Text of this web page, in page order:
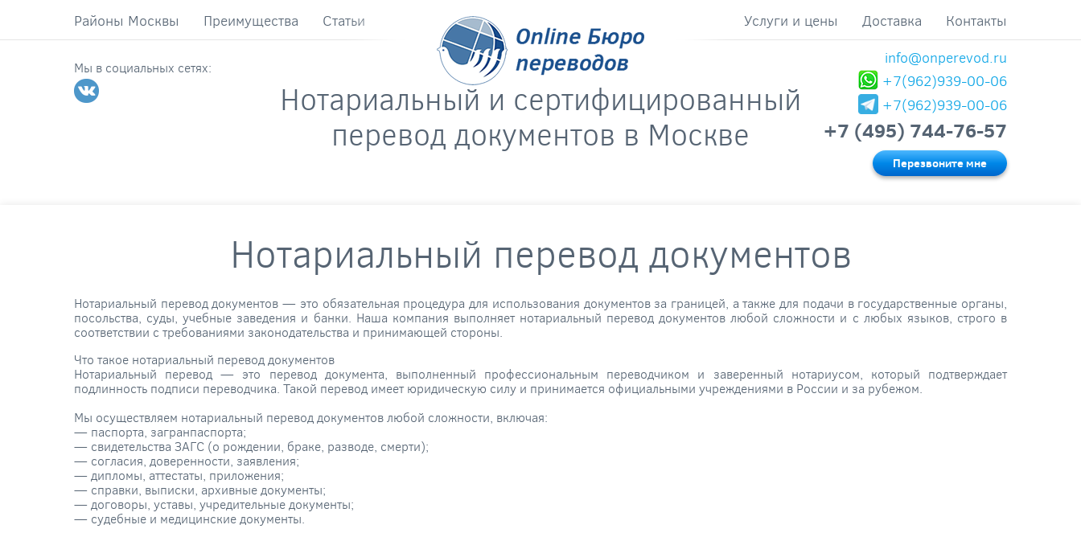
Районы Москвы Преимущества Статьи Контакты
Доставка
Услуги и цены
Мы в социальных сетях:
info@onperevod.ru
+7(962)939-00-06
+7(962)939-00-06
+7 (495) 744-76-57
Перезвоните мне
Нотариальный и сертифицированный
перевод документов в Москве
Нотариальный перевод документов
Нотариальный перевод документов — это обязательная процедура для использования документов за границей, а также для подачи в государственные органы,
посольства, суды, учебные заведения и банки. Наша компания выполняет нотариальный перевод документов любой сложности и с любых языков, строго в
соответствии с требованиями законодательства и принимающей стороны.
Что такое нотариальный перевод документов
Нотариальный перевод — это перевод документа, выполненный профессиональным переводчиком и заверенный нотариусом, который подтверждает
подлинность подписи переводчика. Такой перевод имеет юридическую силу и принимается официальными учреждениями в России и за рубежом.
Мы осуществляем нотариальный перевод документов любой сложности, включая:
— паспорта, загранпаспорта;
— свидетельства ЗАГС (о рождении, браке, разводе, смерти);
— согласия, доверенности, заявления;
— дипломы, аттестаты, приложения;
— справки, выписки, архивные документы;
— договоры, уставы, учредительные документы;
— судебные и медицинские документы.